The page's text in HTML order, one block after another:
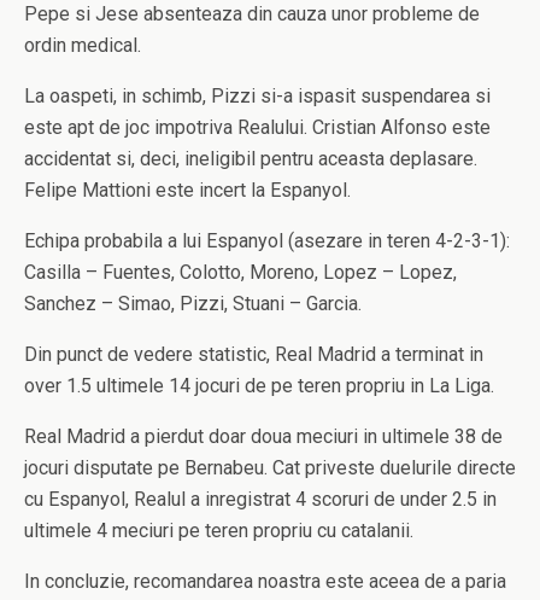
Pepe si Jese absenteaza din cauza unor probleme de
ordin medical.
La oaspeti, in schimb, Pizzi si-a ispasit suspendarea si
este apt de joc impotriva Realului. Cristian Alfonso este
accidentat si, deci, ineligibil pentru aceasta deplasare.
Felipe Mattioni este incert la Espanyol.
Echipa probabila a lui Espanyol (asezare in teren 4-2-3-1):
Casilla – Fuentes, Colotto, Moreno, Lopez – Lopez,
Sanchez – Simao, Pizzi, Stuani – Garcia.
Din punct de vedere statistic, Real Madrid a terminat in
over 1.5 ultimele 14 jocuri de pe teren propriu in La Liga.
Real Madrid a pierdut doar doua meciuri in ultimele 38 de
jocuri disputate pe Bernabeu. Cat priveste duelurile directe
cu Espanyol, Realul a inregistrat 4 scoruri de under 2.5 in
ultimele 4 meciuri pe teren propriu cu catalanii.
In concluzie, recomandarea noastra este aceea de a paria